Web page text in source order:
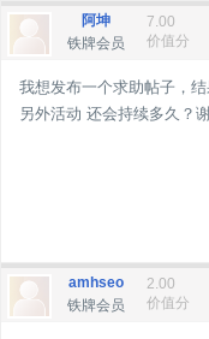
阿坤
铁牌会员
7.00
价值分
我想发布一个求助帖子，
另外活动 还会持续多久？
amhseo
铁牌会员
2.00
价值分